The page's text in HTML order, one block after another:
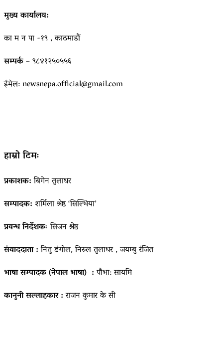
मुख्य कार्यालय:
का म न पा -१९ , काठमाडौं
सम्पर्क –९८४१२५०५५६
ईमेल: newsnepa.official@gmail.com
हाम्रो टिमः
प्रकाशक:बिगेन तुलाधर
सम्पादक: शर्मिला श्रेष्ठ ‘सिल्भिया’
प्रवन्ध निर्देशकःसिजन श्रेष्ठ
संवाददाता :नितु डंगोल, निरुल तुलाधर , जयम्बु रंजित
भाषा सम्पादक (नेपाल भाषा) :पौभा: सायमि
कानुनी सल्लाहकार :राजन कुमार के सी